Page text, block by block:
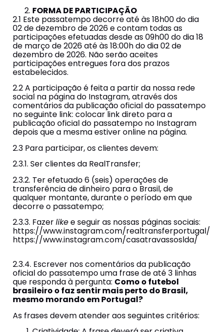
FORMA DE PARTICIPAÇÃO
2.1 Este passatempo decorre até às 18h00 do dia
02 de dezembro de 2026 e contam todas as
participações efetuadas desde as 09h00 do dia 18
de março de 2026 até às 18:00h do dia 02 de
dezembro de 2026. Não serão aceites
participações entregues fora dos prazos
estabelecidos.
2.2 A participação é feita a partir da nossa rede
social na página do Instagram, através dos
comentários da publicação oficial do passatempo
no seguinte link: colocar link direto para a
publicação oficial do passatempo no Instagram
depois que a mesma estiver online na página.
2.3 Para participar, os clientes devem:
2.3.1. Ser clientes da RealTransfer;
2.3.2. Ter efetuado 6 (seis) operações de
transferência de dinheiro para o Brasil, de
qualquer montante, durante o período em que
decorre o passatempo;
2.3.3. Fazerlikee seguir as nossas páginas sociais:
https://www.instagram.com/realtransferportugal/
https://www.instagram.com/casatravassoslda/
2.3.4. Escrever nos comentários da publicação
oficial do passatempo uma frase de até 3 linhas
que responda à pergunta: Como o futebol
brasileiro o faz sentir mais perto do Brasil,
mesmo morando em Portugal?
As frases devem atender aos seguintes critérios: